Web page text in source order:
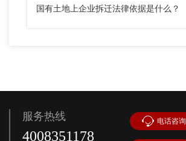
国有土地上企业拆迁法律依据是什么？
服务热线
4008351178
电话咨询